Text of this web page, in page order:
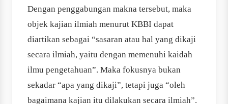
Dengan penggabungan makna tersebut, maka
objek kajian ilmiah menurut KBBI dapat
diartikan sebagai “sasaran atau hal yang dikaji
secara ilmiah, yaitu dengan memenuhi kaidah
ilmu pengetahuan”. Maka fokusnya bukan
sekadar “apa yang dikaji”, tetapi juga “oleh
bagaimana kajian itu dilakukan secara ilmiah”.